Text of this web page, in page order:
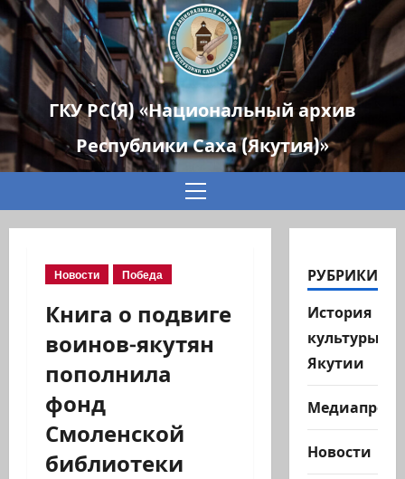
ГКУ РС(Я) «Национальный архив
Республики Саха (Якутия)»
Основное
Новости Победа
Книга о подвиге
воинов-якутян
пополнила
фонд
Смоленской
библиотеки
РУБРИКИ
История
культуры
Якутии
Новости